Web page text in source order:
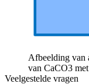
Afbeelding van
van CaCO3
Veelgestelde vragen